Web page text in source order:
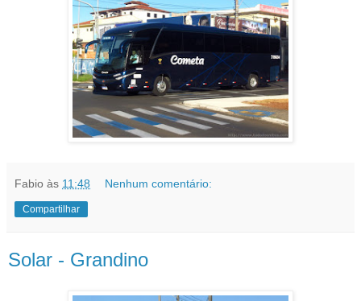
Fabio às 11:48 Nenhum comentário:
Compartilhar
Solar - Grandino